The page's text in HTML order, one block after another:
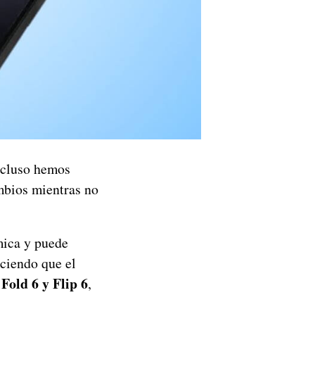
hemos
mientras no
y puede
que el
6 y Flip 6,